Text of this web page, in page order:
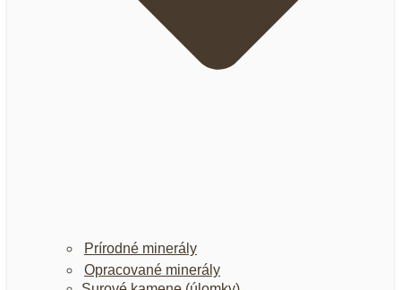
Prírodné minerály
Opracované minerály